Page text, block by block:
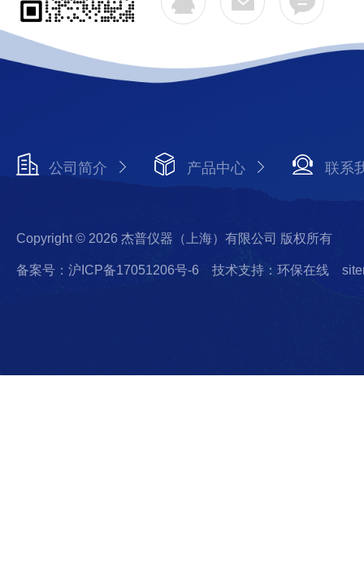
公司简介 产品中心 联系
Copyright © 2026 杰普仪器（上海）有限公司 版权所有
备案号：沪ICP备17051206号-6 技术支持：环保在线